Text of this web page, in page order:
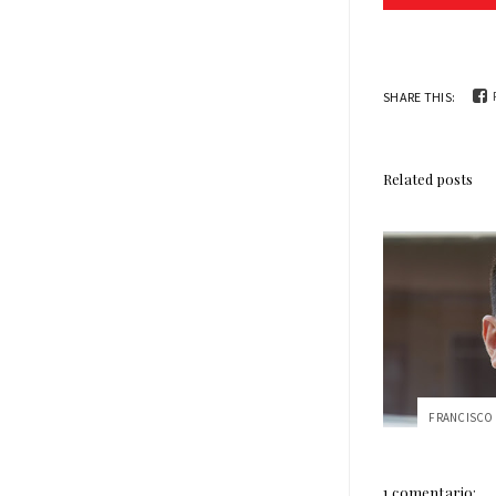
SHARE THIS:
Related posts